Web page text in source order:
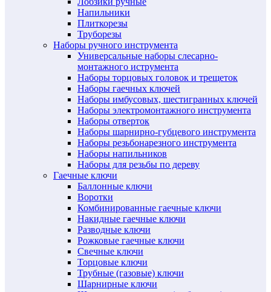
Напильники
Плиткорезы
Труборезы
Наборы ручного инструмента
Универсальные наборы слесарно-
монтажного иструмента
Наборы торцовых головок и трещеток
Наборы гаечных ключей
Наборы имбусовых, шестигранных ключей
Наборы электромонтажного инструмента
Наборы отверток
Наборы шарнирно-губцевого инструмента
Наборы резьбонарезного инструмента
Наборы напильников
Наборы для резьбы по дереву
Гаечные ключи
Баллонные ключи
Воротки
Комбинированные гаечные ключи
Накидные гаечные ключи
Разводные ключи
Рожковые гаечные ключи
Свечные ключи
Торцовые ключи
Трубные (газовые) ключи
Шарнирные ключи